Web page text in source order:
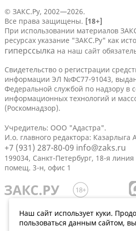
© ЗАКС.Ру, 2002—2026.
Все права защищены. [18+]
При использовании материалов
ресурсах указание "ЗАКС.Ру" как
гиперссылка на наш сайт
Свидетельство о регистрации
информации ЭЛ №ФС77-91043,
Федеральной службой по надзору в
информационных технологий и
(Роскомнадзор).
Учредитель: ООО "Адастра".
И.о. главного редактора: Казарлыга
+7 (931) 287-80-09 info@zaks.ru
199034, Санкт-Петербург, 18-я
помещ. 3-н, офис 1
Наш сайт использует куки.
пользоваться данным сайтом, вы